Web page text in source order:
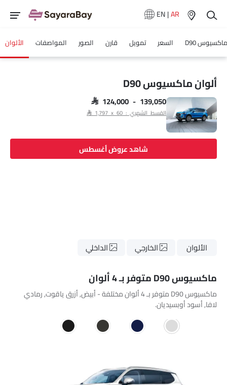
EN|AR
ماكسيوس D90 السعر تمويل قارن الصور المواصفات الألوان
ألوان ماكسيوس D90
SAR 124,000 - 139,050
القسط الشهري : SAR 1,797 x 60
شاهد عروض أغسطس
الألوان الخارجي الداخلي
ماكسيوس D90 متوفر بـ 4 ألوان
ماكسيوس D90 متوفر بـ 4 ألوان مختلفة - أبيض, أزرق ياقوت, رمادي
لافا, أسود أوبسيديان.